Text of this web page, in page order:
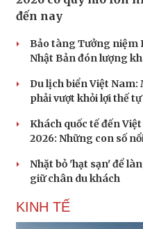
đến nay
Bảo tàng Tưởng niệm
Nhật Bản đón lượng
Du lịch biển Việt Nam:
phải vượt khỏi lợi thế
Khách quốc tế đến
2026: Những con số
Nhặt bỏ 'hạt sạn' để
giữ chân du khách
KINH TẾ